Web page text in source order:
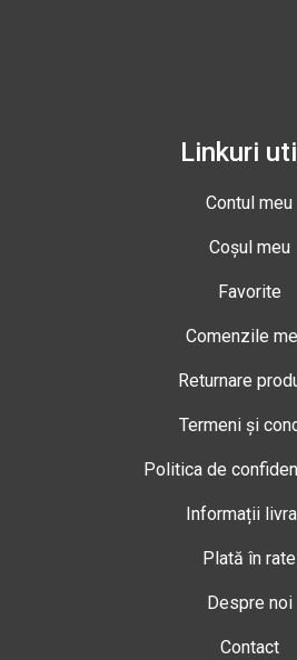
Linkuri
Contul meu
Coșul meu
Favorite
Comenzile
Returnare
Termeni și
Politica de
Informații
Plată în rate
Despre noi
Contact